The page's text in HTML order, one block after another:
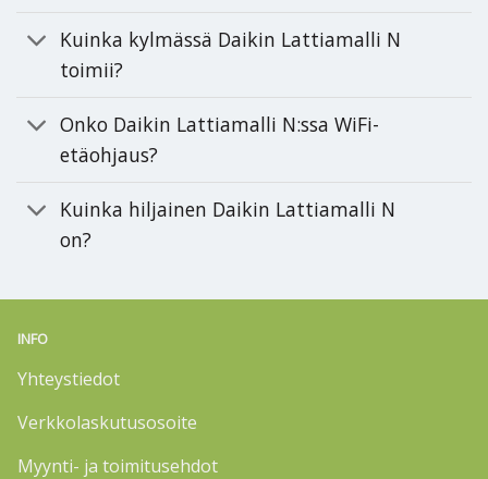
Kuinka kylmässä Daikin Lattiamalli N
toimii?
Onko Daikin Lattiamalli N:ssa WiFi-
etäohjaus?
Kuinka hiljainen Daikin Lattiamalli N
on?
INFO
Yhteystiedot
Verkkolaskutusosoite
Myynti- ja toimitusehdot